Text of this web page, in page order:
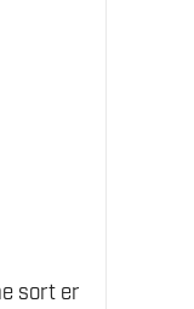
sort er